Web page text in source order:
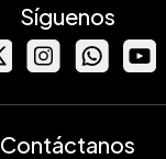
Síguenos
Contáctanos